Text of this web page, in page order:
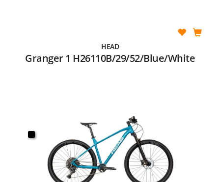
HEAD
Granger 1 H26110B/29/52/Blue/White